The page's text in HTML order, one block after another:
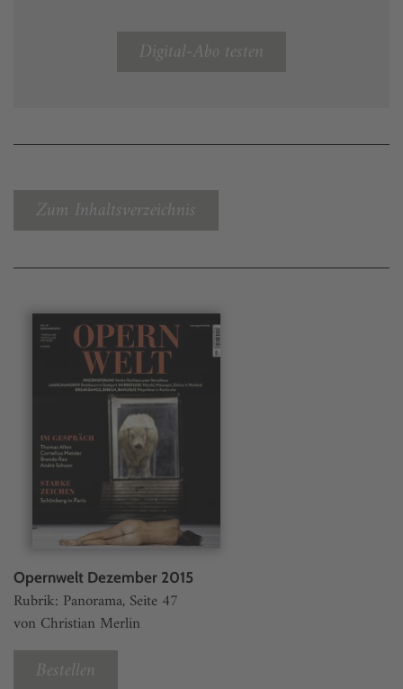
Digital-Abo testen
Zum Inhaltsverzeichnis
Opernwelt Dezember 2015
Rubrik: Panorama, Seite 47
von Christian Merlin
Bestellen